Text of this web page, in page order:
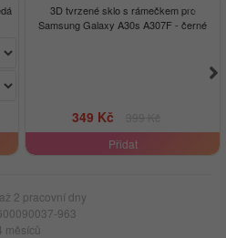
-13%
3D tvrzené sklo s rámečkem pro
Samsung Galaxy A30s A307F - černé
349 Kč
Přidat
2 pracovní dny
963
měsíců